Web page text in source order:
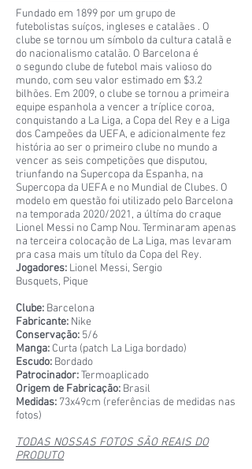
Fundado em 1899 por um grupo de
futebolistas suíços, ingleses e catalães . O
clube se tornou um símbolo da cultura catalã e
do nacionalismo catalão. O Barcelona é
o segundo clube de futebol mais valioso do
mundo, com seu valor estimado em $3.2
bilhões. Em 2009, o clube se tornou a primeira
equipe espanhola a vencer a tríplice coroa,
conquistando a La Liga, a Copa del Rey e a Liga
dos Campeões da UEFA, e adicionalmente fez
história ao ser o primeiro clube no mundo a
vencer as seis competições que disputou,
triunfando na Supercopa da Espanha, na
Supercopa da UEFA e no Mundial de Clubes. O
modelo em questão foi utilizado pelo Barcelona
na temporada 2020/2021, a últíma do craque
Lionel Messi no Camp Nou. Terminaram apenas
na terceira colocação de La Liga, mas levaram
pra casa mais um título da Copa del Rey.
Jogadores: Lionel Messi, Sergio
Busquets, Pique
Clube: Barcelona
Fabricante: Nike
Conservação: 5/6
Manga: Curta (patch La Liga bordado)
Escudo: Bordado
Patrocinador:Termoaplicado
Origem de Fabricação: Brasil
Medidas: 73x49cm (referências de medidas nas
fotos)
TODAS NOSSAS FOTOS SÃO REAIS DO
PRODUTO